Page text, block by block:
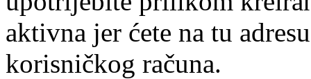
aktivna jer ćete na tu
korisničkog računa.